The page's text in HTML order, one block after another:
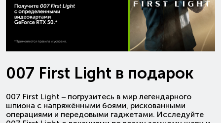
007 First Light в подарок
007 First Light – погрузитесь в мир легендарного
шпиона с напряжёнными боями, рискованными
операциями и передовыми гаджетами. Исследуйте